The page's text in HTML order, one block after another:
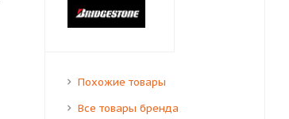
Похожие товары
Все товары бренда